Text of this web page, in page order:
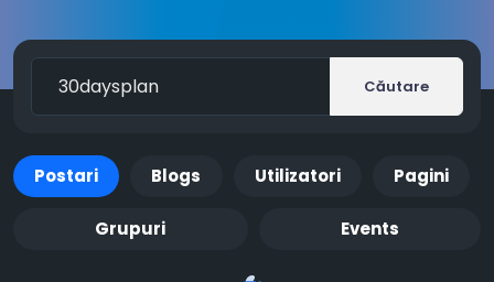
Căutare
Postari Blogs Utilizatori Pagini
Grupuri Events